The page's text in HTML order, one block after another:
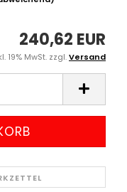
240,62 EUR
19% MwSt. zzgl.Versand